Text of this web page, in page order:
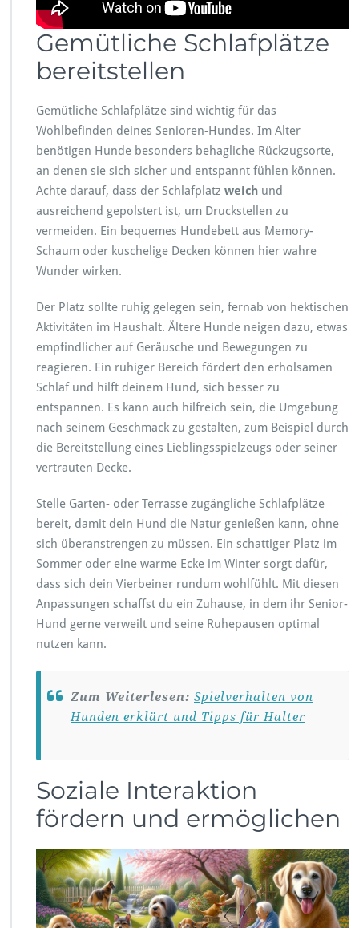
Gemütliche Schlafplätze
bereitstellen
Gemütliche Schlafplätze sind wichtig für das
Wohlbefinden deines Senioren-Hundes. Im Alter
benötigen Hunde besonders behagliche Rückzugsorte,
an denen sie sich sicher und entspannt fühlen können.
Achte darauf, dass der Schlafplatz weich und
ausreichend gepolstert ist, um Druckstellen zu
vermeiden. Ein bequemes Hundebett aus Memory-
Schaum oder kuschelige Decken können hier wahre
Wunder wirken.
Der Platz sollte ruhig gelegen sein, fernab von hektischen
Aktivitäten im Haushalt. Ältere Hunde neigen dazu, etwas
empfindlicher auf Geräusche und Bewegungen zu
reagieren. Ein ruhiger Bereich fördert den erholsamen
Schlaf und hilft deinem Hund, sich besser zu
entspannen. Es kann auch hilfreich sein, die Umgebung
nach seinem Geschmack zu gestalten, zum Beispiel durch
die Bereitstellung eines Lieblingsspielzeugs oder seiner
vertrauten Decke.
Stelle Garten- oder Terrasse zugängliche Schlafplätze
bereit, damit dein Hund die Natur genießen kann, ohne
sich überanstrengen zu müssen. Ein schattiger Platz im
Sommer oder eine warme Ecke im Winter sorgt dafür,
dass sich dein Vierbeiner rundum wohlfühlt. Mit diesen
Anpassungen schaffst du ein Zuhause, in dem ihr Senior-
Hund gerne verweilt und seine Ruhepausen optimal
nutzen kann.
Zum Weiterlesen: Spielverhalten von
Hunden erklärt und Tipps für Halter
Soziale Interaktion
fördern und ermöglichen